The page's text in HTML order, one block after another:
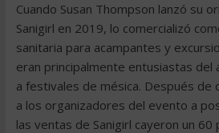
Cuando Susan Thompson lanzó su
Sanigirl en 2019, lo comercializó
sanitaria para acampantes y
eran principalmente entusiastas
a festivales de mésica. Después de
a los organizadores del evento a
las ventas de Sanigirl cayeron un